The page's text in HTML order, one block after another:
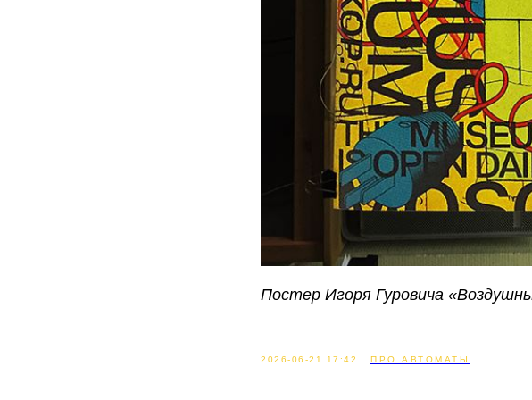
Постер Игоря Гуровича
2026-06-21 17:42 ПРО АВТОМАТЫ